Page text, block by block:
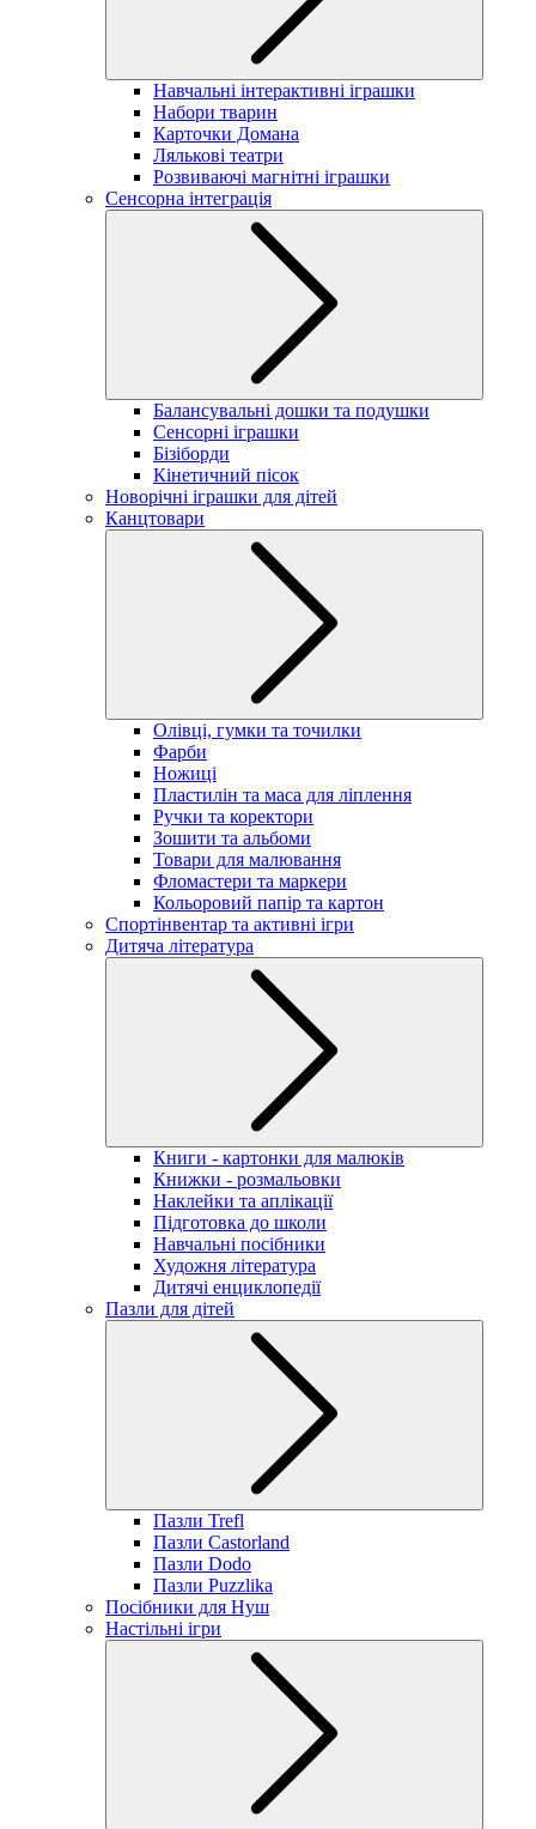
Навчальні інтерактивні іграшки
Набори тварин
Карточки Домана
Лялькові театри
Розвиваючі магнітні іграшки
Сенсорна інтеграція
Балансувальні дошки та подушки
Сенсорні іграшки
Бізіборди
Кінетичний пісок
Новорічні іграшки для дітей
Канцтовари
Олівці, гумки та точилки
Фарби
Ножиці
Пластилін та маса для ліплення
Ручки та коректори
Зошити та альбоми
Товари для малювання
Фломастери та маркери
Кольоровий папір та картон
Спортінвентар та активні ігри
Дитяча література
Книги - картонки для малюків
Книжки - розмальовки
Наклейки та аплікації
Підготовка до школи
Навчальні посібники
Художня література
Дитячі енциклопедії
Пазли для дітей
Пазли Trefl
Пазли Castorland
Пазли Dodo
Пазли Puzzlika
Посібники для Нуш
Настільні ігри